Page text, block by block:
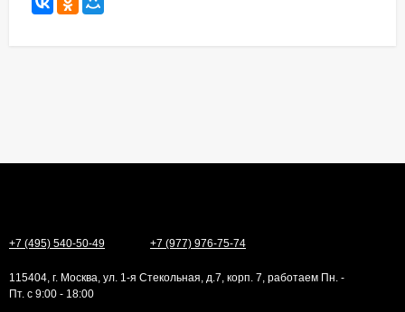
+7 (495) 540-50-49 +7 (977) 976-75-74
115404, г. Москва, ул. 1-я Стекольная, д.7, корп. 7, работаем Пн. -
Пт. с 9:00 - 18:00